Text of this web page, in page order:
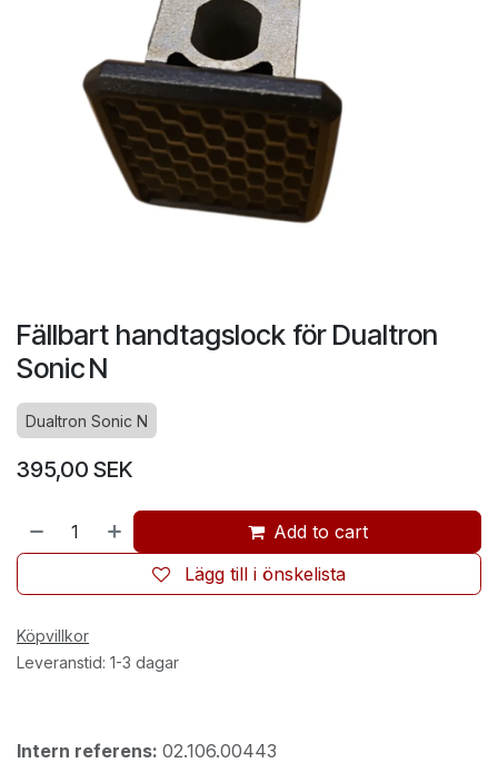
Fällbart handtagslock för Dualtron
Sonic N
Dualtron Sonic N
395,00 SEK
Add to cart
Lägg till i önskelista
Köpvillkor
Leveranstid: 1-3 dagar
Intern referens: 02.106.00443